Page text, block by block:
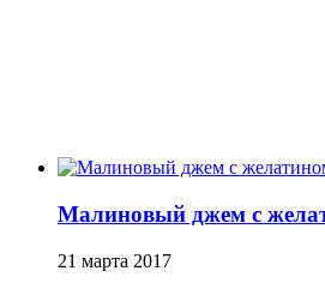
Малиновый джем с
21 марта 2017